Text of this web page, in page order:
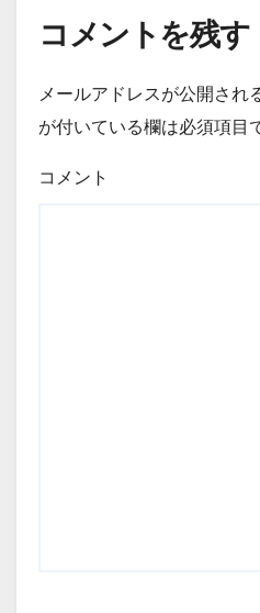
コメントを残す
メールアドレスが公開され
が付いている欄は必須項目
コメント